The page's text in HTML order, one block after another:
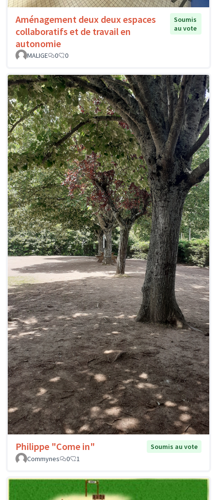
Aménagement deux deux espaces
collaboratifs et de travail en
autonomie
Soumis
au vote
MALIGE 0 0
Philippe "Come in"
Soumis au vote
Commynes
0 1